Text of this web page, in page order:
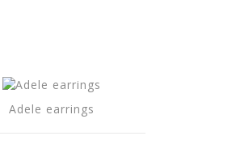
Adele earrings